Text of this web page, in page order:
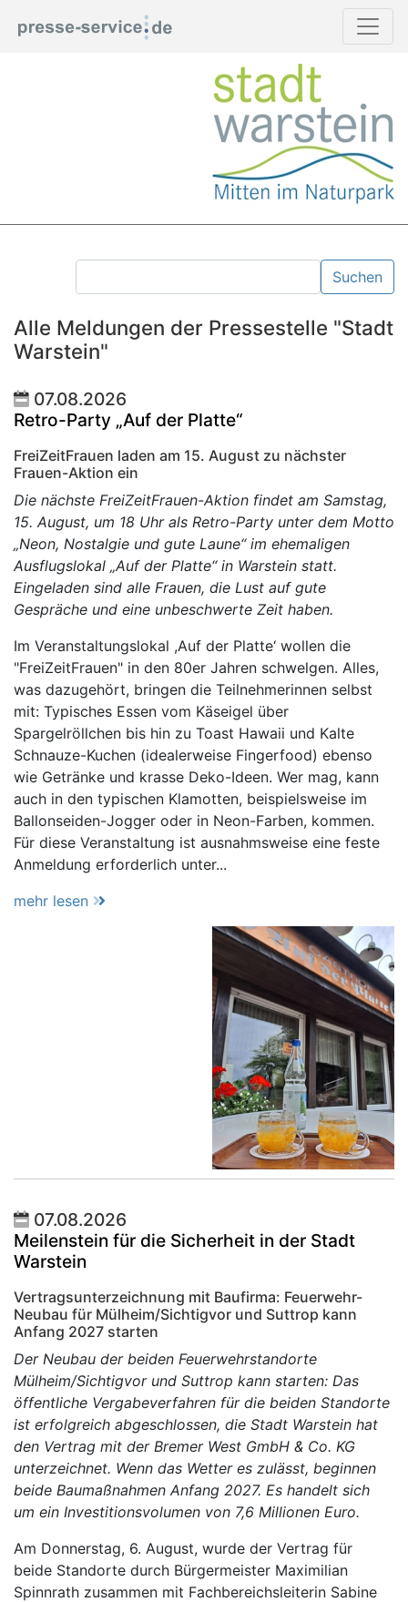
Suchen
Alle Meldungen der Pressestelle "Stadt
Warstein"
07.08.2026
Retro-Party „Auf der Platte“
FreiZeitFrauen laden am 15. August zu nächster
Frauen-Aktion ein
Die nächste FreiZeitFrauen-Aktion findet am Samstag,
15. August, um 18 Uhr als Retro-Party unter dem Motto
„Neon, Nostalgie und gute Laune“ im ehemaligen
Ausflugslokal „Auf der Platte“ in Warstein statt.
Eingeladen sind alle Frauen, die Lust auf gute
Gespräche und eine unbeschwerte Zeit haben.
Im Veranstaltungslokal ,Auf der Platte‘ wollen die
"FreiZeitFrauen" in den 80er Jahren schwelgen. Alles,
was dazugehört, bringen die Teilnehmerinnen selbst
mit: Typisches Essen vom Käseigel über
Spargelröllchen bis hin zu Toast Hawaii und Kalte
Schnauze-Kuchen (idealerweise Fingerfood) ebenso
wie Getränke und krasse Deko-Ideen. Wer mag, kann
auch in den typischen Klamotten, beispielsweise im
Ballonseiden-Jogger oder in Neon-Farben, kommen.
Für diese Veranstaltung ist ausnahmsweise eine feste
Anmeldung erforderlich unter...
mehr lesen
07.08.2026
Meilenstein für die Sicherheit in der Stadt
Warstein
Vertragsunterzeichnung mit Baufirma: Feuerwehr-
Neubau für Mülheim/Sichtigvor und Suttrop kann
Anfang 2027 starten
Der Neubau der beiden Feuerwehrstandorte
Mülheim/Sichtigvor und Suttrop kann starten: Das
öffentliche Vergabeverfahren für die beiden Standorte
ist erfolgreich abgeschlossen, die Stadt Warstein hat
den Vertrag mit der Bremer West GmbH & Co. KG
unterzeichnet. Wenn das Wetter es zulässt, beginnen
beide Baumaßnahmen Anfang 2027. Es handelt sich
um ein Investitionsvolumen von 7,6 Millionen Euro.
Am Donnerstag, 6. August, wurde der Vertrag für
beide Standorte durch Bürgermeister Maximilian
Spinnrath zusammen mit Fachbereichsleiterin Sabine